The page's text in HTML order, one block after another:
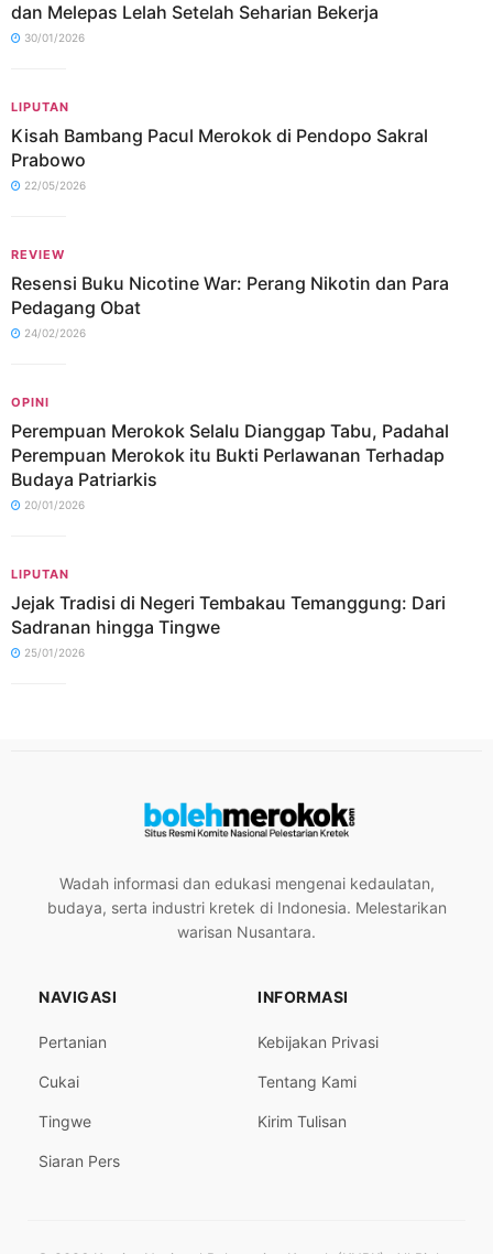
dan Melepas Lelah Setelah Seharian Bekerja
30/01/2026
LIPUTAN
Kisah Bambang Pacul Merokok di Pendopo Sakral
Prabowo
22/05/2026
REVIEW
Resensi Buku Nicotine War: Perang Nikotin dan Para
Pedagang Obat
24/02/2026
OPINI
Perempuan Merokok Selalu Dianggap Tabu, Padahal
Perempuan Merokok itu Bukti Perlawanan Terhadap
Budaya Patriarkis
20/01/2026
LIPUTAN
Jejak Tradisi di Negeri Tembakau Temanggung: Dari
Sadranan hingga Tingwe
25/01/2026
Wadah informasi dan edukasi mengenai kedaulatan,
budaya, serta industri kretek di Indonesia. Melestarikan
warisan Nusantara.
NAVIGASI
Pertanian
Cukai
Tingwe
Siaran Pers
INFORMASI
Kebijakan Privasi
Tentang Kami
Kirim Tulisan